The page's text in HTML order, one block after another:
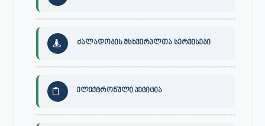
ძალადობის მსხვერპლთა სერვისები
ელექტრონული პეტიცია